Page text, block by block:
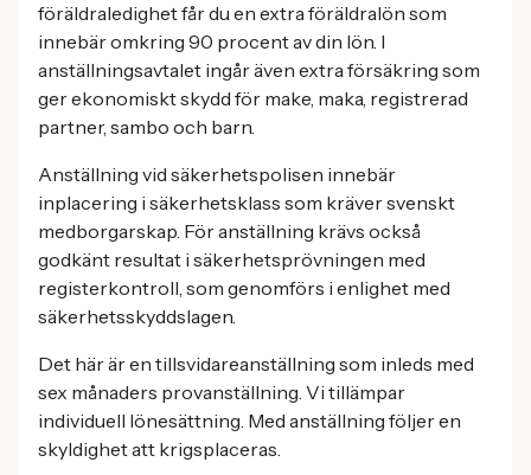
föräldraledighet får du en extra föräldralön som
innebär omkring 90 procent av din lön. I
anställningsavtalet ingår även extra försäkring som
ger ekonomiskt skydd för make, maka, registrerad
partner, sambo och barn.
Anställning vid säkerhetspolisen innebär
inplacering i säkerhetsklass som kräver svenskt
medborgarskap. För anställning krävs också
godkänt resultat i säkerhetsprövningen med
registerkontroll, som genomförs i enlighet med
säkerhetsskyddslagen.
Det här är en tillsvidareanställning som inleds med
sex månaders provanställning. Vi tillämpar
individuell lönesättning. Med anställning följer en
skyldighet att krigsplaceras.